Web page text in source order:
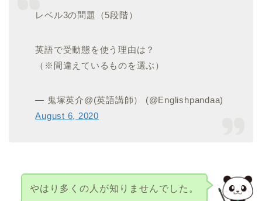
レベル3の問題（5段階）
英語で受動態を使う理由は？
（※間違えているものを選ぶ）
— 鬼塚英介@(英語講師） (@Englishpandaa)
August 6, 2020
やはり多くの人が知りませんでした。